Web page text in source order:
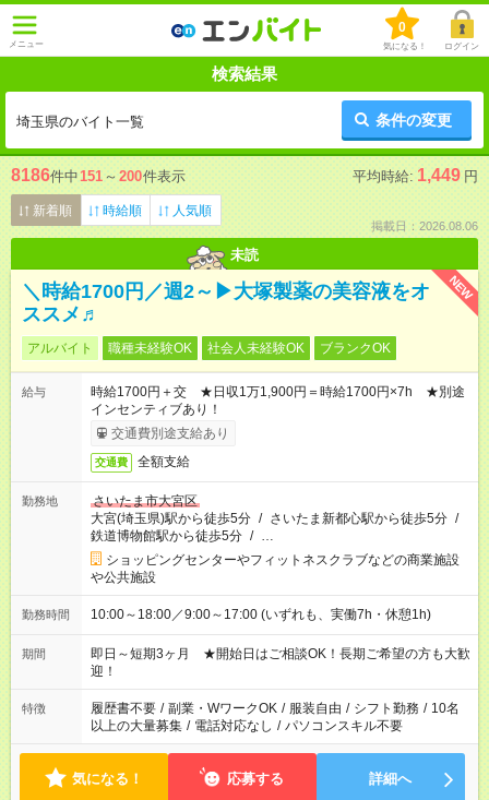
メニュー
0
気になる！ ログイン
検索結果
埼玉県のバイト一覧 条件の変更
8186件中151 ～ 200件表示 平均時給: 1,449 円
新着順 時給順 人気順
掲載日：2026.08.06
未読
NEW
＼時給1700円／週2～▶大塚製薬の美容液をオ
ススメ♬
アルバイト 職種未経験OK 社会人未経験OK ブランクOK
給与
時給1700円＋交 ★日収1万1,900円＝時給1700円×7h ★別途
インセンティブあり！
交通費別途支給あり
交通費 全額支給
勤務地
さいたま市大宮区
大宮(埼玉県)駅から徒歩5分 / さいたま新都心駅から徒歩5分 /
鉄道博物館駅から徒歩5分 / …
ショッピングセンターやフィットネスクラブなどの商業施設
や公共施設
勤務時間 10:00～18:00／9:00～17:00 (いずれも、実働7h・休憩1h)
期間
即日～短期3ヶ月 ★開始日はご相談OK！長期ご希望の方も大歓
迎！
特徴 履歴書不要 / 副業・WワークOK / 服装自由 / シフト勤務 / 10名
以上の大量募集 / 電話対応なし / パソコンスキル不要
気になる！ 応募する 詳細へ